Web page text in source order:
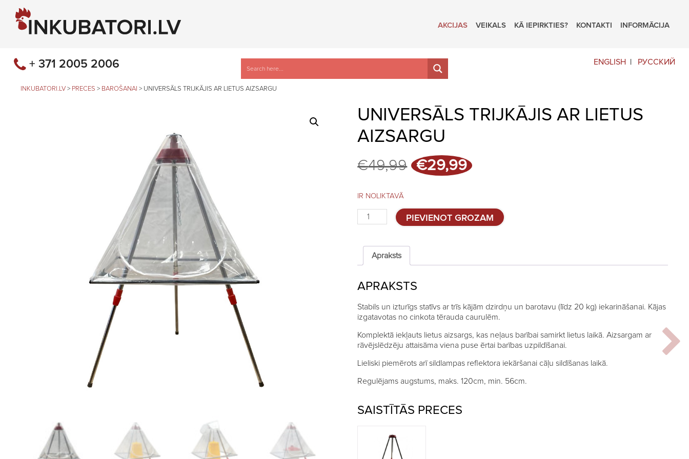
AKCIJAS VEIKALS KĀ IEPIRKTIES? KONTAKTI INFORMĀCIJA
ENGLISH РУССКИЙ
+ 371 2005 2006
INKUBATORI.LV > PRECES > BAROŠANAI > UNIVERSĀLS TRIJKĀJIS AR LIETUS AIZSARGU
UNIVERSĀLS TRIJKĀJIS AR LIETUS
AIZSARGU
€49,99 Original
price
was:
€29,99
IR NOLIKTAVĀ
Universāls
trijkājis
lietus
aizsargu
quantity
PIEVIENOT GROZAM
Apraksts
APRAKSTS
Stabils un izturīgs statīvs ar trīs kājām dzirdņu un barotavu (līdz 20 kg) iekarināšanai. Kājas
izgatavotas no cinkota tērauda caurulēm.
Komplektā iekļauts lietus aizsargs, kas neļaus barībai samirkt lietus laikā. Aizsargam ar
rāvējslēdzēju attaisāma viena puse ērtai barības uzpildīšanai.
Lieliski piemērots arī sildlampas reflektora iekāršanai cāļu sildīšanas laikā.
Regulējams augstums, maks. 120cm, min. 56cm.
SAISTĪTĀS PRECES